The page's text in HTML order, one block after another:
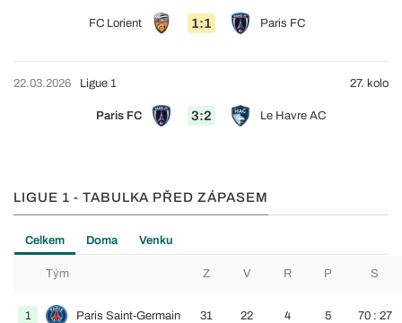
FC Lorient 1:1 Paris FC
22.03.2026
Paris FC 3:2 Le Havre AC
Ligue 1 27. kolo
LIGUE 1 - TABULKA PŘED ZÁPASEM
Celkem Doma Venku
Tým Z V R P S
1 Paris Saint-Germain 31 22 4 5 70 : 27